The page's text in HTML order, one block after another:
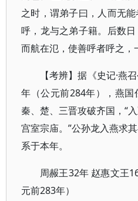
之时，谓弟子曰，人而无
呼，龙与之弟子籍。后数
而航在氾，使善呼者呼之，
【考辨】据《史记·燕
年（公元前284年），燕
秦、楚、三晋攻破齐国，“
宫室宗庙。”公孙龙入燕求
系于本年。
周赧王32年 赵惠文王
元前283年）